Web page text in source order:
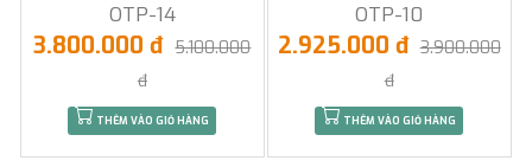
OTP-14
3.800.000 đ 5.100.000
đ
THÊM VÀO GIỎ HÀNG
OTP-10
2.925.000 đ 3.900.000
đ
THÊM VÀO GIỎ HÀNG